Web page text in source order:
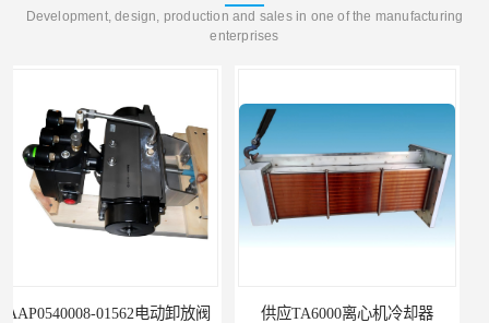
Development, design, production and sales in one of the manufacturing
enterprises
供应TA6000离心机冷却器 英格索兰+39433743+级冷却剂